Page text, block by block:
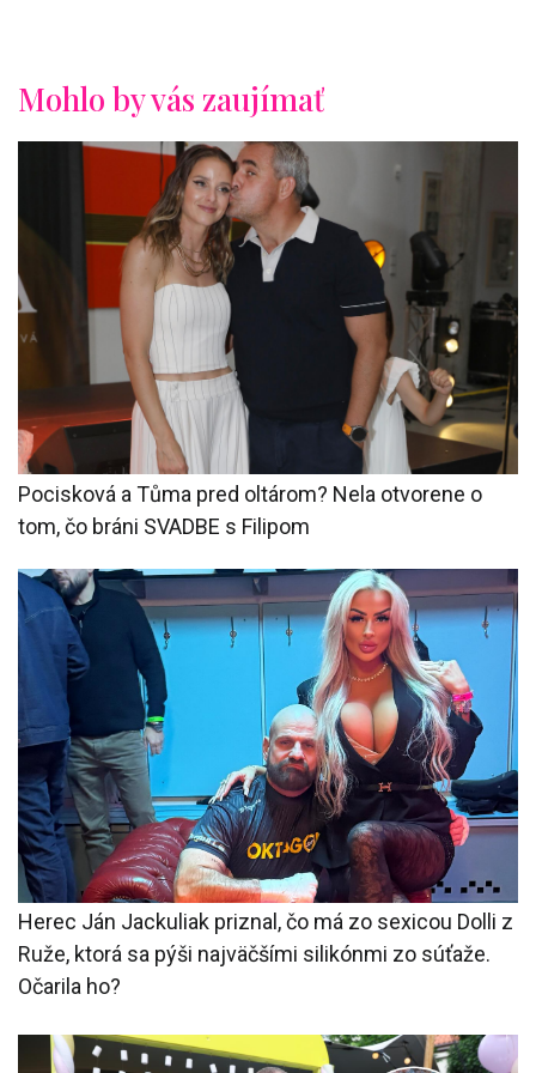
s
n
d
Mohlo by vás zaujímať
Pocisková a Tůma pred oltárom? Nela otvorene o
tom, čo bráni SVADBE s Filipom
Herec Ján Jackuliak priznal, čo má zo sexicou Dolli z
Ruže, ktorá sa pýši najväčšími silikónmi zo súťaže.
Očarila ho?